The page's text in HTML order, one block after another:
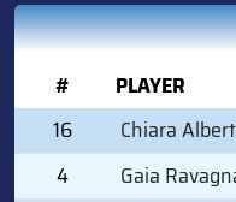
#
PLAYER
16
Chiara
4
Gaia